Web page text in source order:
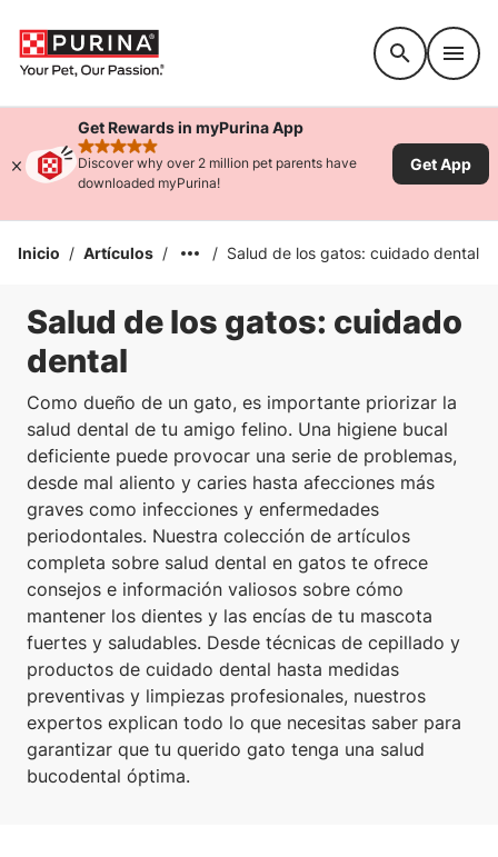
Get Rewards in myPurina App
rated 4.9 stars
Discover why over 2 million pet parents have
downloaded myPurina!
Get App
Inicio / Artículos / / Salud de los gatos: cuidado dental
Salud de los gatos: cuidado
dental
Como dueño de un gato, es importante priorizar la
salud dental de tu amigo felino. Una higiene bucal
deficiente puede provocar una serie de problemas,
desde mal aliento y caries hasta afecciones más
graves como infecciones y enfermedades
periodontales. Nuestra colección de artículos
completa sobre salud dental en gatos te ofrece
consejos e información valiosos sobre cómo
mantener los dientes y las encías de tu mascota
fuertes y saludables. Desde técnicas de cepillado y
productos de cuidado dental hasta medidas
preventivas y limpiezas profesionales, nuestros
expertos explican todo lo que necesitas saber para
garantizar que tu querido gato tenga una salud
bucodental óptima.